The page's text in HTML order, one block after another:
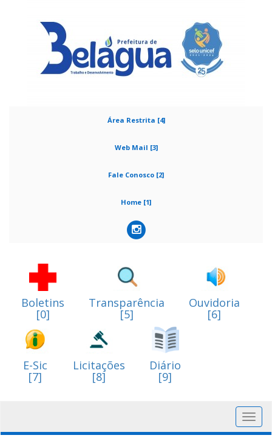
Área Restrita [4]
Web Mail [3]
Fale Conosco [2]
Home [1]
Boletins
[0]
Transparência
[5]
Ouvidoria
[6]
E-Sic
[7]
Licitações
[8]
Diário
[9]